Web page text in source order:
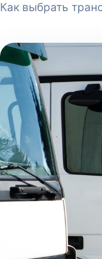
Как выбрать